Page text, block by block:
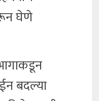
घेणे
बदल्या